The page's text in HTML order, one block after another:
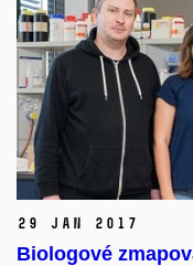
29 Jan 2017
Biologové